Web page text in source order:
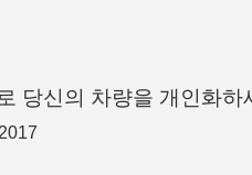
당신의 차량을 개인화